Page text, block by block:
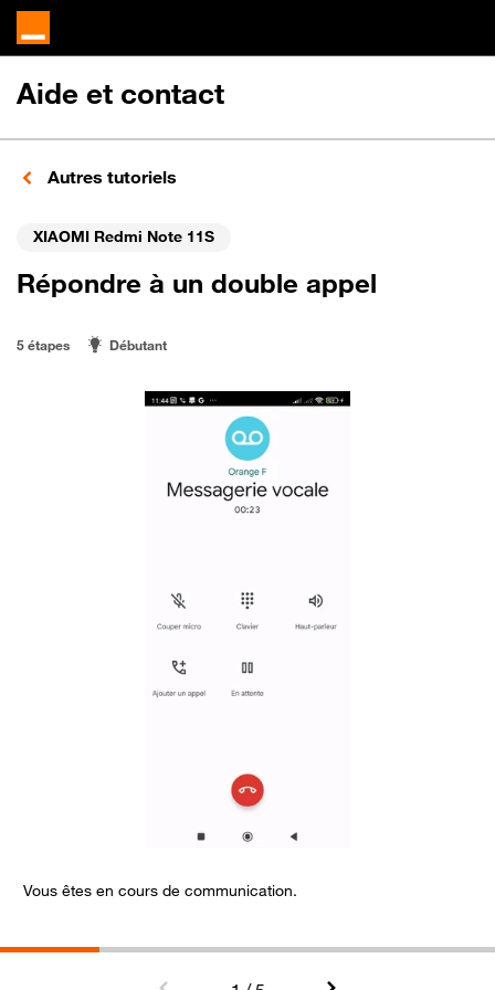
Aide et contact
Autres tutoriels
XIAOMI Redmi Note 11S
Répondre à un double appel
5 étapes Débutant
Vous êtes en cours de communication.